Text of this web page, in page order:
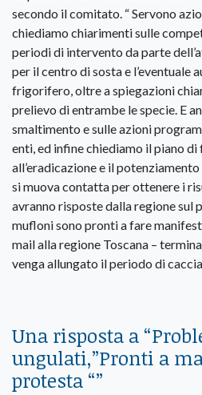
secondo il comitato. “ Servono
chiediamo chiarimenti sulle
periodi di intervento da parte
per il centro di sosta e l’eventuale
frigorifero, oltre a spiegazioni
prelievo di entrambe le specie. E
smaltimento e sulle azioni
enti, ed infine chiediamo il piano
all’eradicazione e il
si muova contatta per ottenere i
avranno risposte dalla regione sul
mufloni sono pronti a fare
mail alla regione Toscana –
venga allungato il periodo di
Una risposta a “
ungulati,”Pronti a
protesta “”